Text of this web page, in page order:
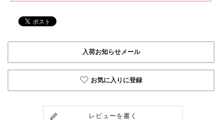
入荷お知らせメール
お気に入りに登録
レビューを書く